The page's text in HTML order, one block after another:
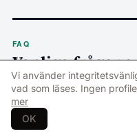
FAQ
Vanliga frågor
Frågor och svar genererade
01
Vilka fem företag har
Strike Challenge?
Vi använder
vad som läses. Ingen
mer
OK